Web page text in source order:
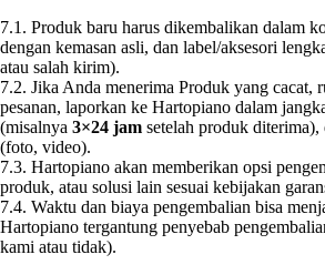
7.1. Produk baru harus dikembalikan dalam
dengan kemasan asli, dan label/aksesori
atau salah kirim).
7.2. Jika Anda menerima Produk yang cacat,
pesanan, laporkan ke Hartopiano dalam
(misalnya 3×24 jam setelah produk
(foto, video).
7.3. Hartopiano akan memberikan opsi
produk, atau solusi lain sesuai kebijakan
7.4. Waktu dan biaya pengembalian bisa
Hartopiano tergantung penyebab
kami atau tidak).